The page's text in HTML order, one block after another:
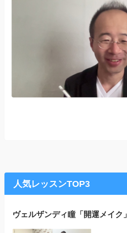
人気レッスンTOP3
ヴェルザンディ瞳「開運メイク」